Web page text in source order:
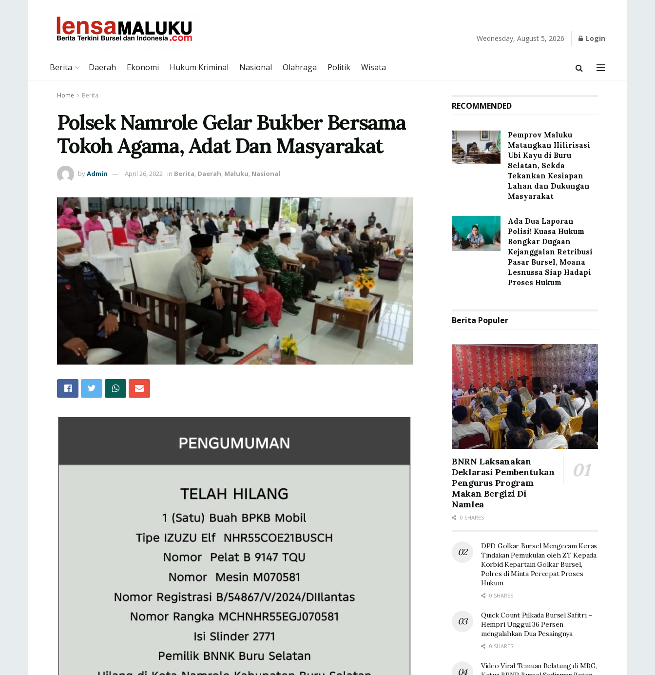
Wednesday, August 5, 2026 Login
Berita Daerah Ekonomi Hukum Kriminal Nasional Olahraga Politik Wisata
Home Berita
Polsek Namrole Gelar Bukber Bersama
Tokoh Agama, Adat Dan Masyarakat
byAdmin April 26, 2022 in Berita, Daerah, Maluku, Nasional
RECOMMENDED
‎Pemprov Maluku
Matangkan Hilirisasi
Ubi Kayu di Buru
Selatan, Sekda
Tekankan Kesiapan
Lahan dan Dukungan
Masyarakat
Ada Dua Laporan
Polisi! Kuasa Hukum
Bongkar Dugaan
Kejanggalan Retribusi
Pasar Bursel, Moana
Lesnussa Siap Hadapi
Proses Hukum
Berita Populer
BNRN Laksanakan
Deklarasi Pembentukan
Pengurus Program
Makan Bergizi Di
Namlea
0 SHARES
DPD Golkar Bursel Mengecam Keras
Tindakan Pemukulan oleh ZT Kepada
Korbid Kepartain Golkar Bursel,
Polres di Minta Percepat Proses
Hukum
0 SHARES
Quick Count Pilkada Bursel Safitri –
Hempri Unggul 36 Persen
mengalahkan Dua Pesaingnya
0 SHARES
Video Viral Temuan Belatung di MBG,